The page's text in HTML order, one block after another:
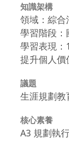
知識架構
領域：綜合
學習階段：
學習表現：
提升個人價
議題
生涯規劃教
核心素養
A3 規劃執